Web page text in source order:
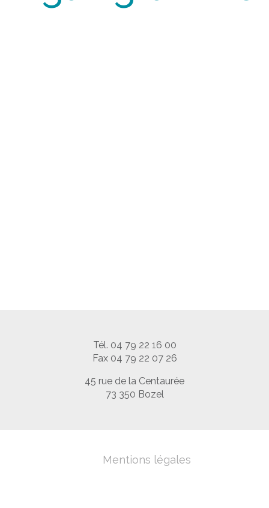
Tél. 04 79 22 16 00
Fax 04 79 22 07 26
45 rue de la Centaurée
73 350 Bozel
Mentions légales